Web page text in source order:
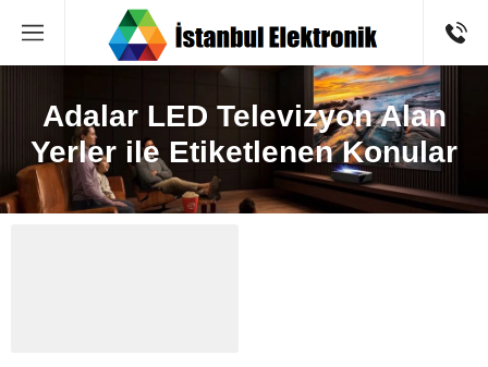
Adalar LED Televizyon Alan
Yerler ile Etiketlenen Konular